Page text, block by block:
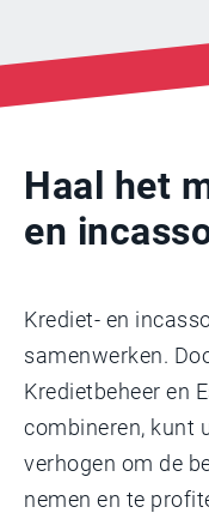
Haal het
en
Krediet- en
samenwerken.
Kredietbeheer en
combineren, kunt
verhogen om de
nemen en te